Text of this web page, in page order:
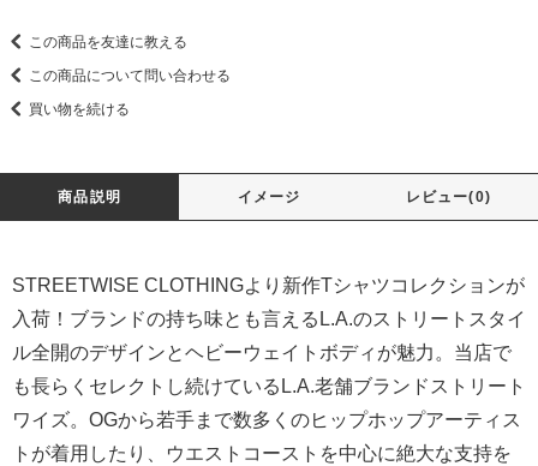
この商品を友達に教える
この商品について問い合わせる
買い物を続ける
商品説明 イメージ レビュー(0)
STREETWISE CLOTHINGより新作Tシャツコレクションが
入荷！ブランドの持ち味とも言えるL.A.のストリートスタイ
ル全開のデザインとヘビーウェイトボディが魅力。当店で
も長らくセレクトし続けているL.A.老舗ブランドストリート
ワイズ。OGから若手まで数多くのヒップホップアーティス
トが着用したり、ウエストコーストを中心に絶大な支持を